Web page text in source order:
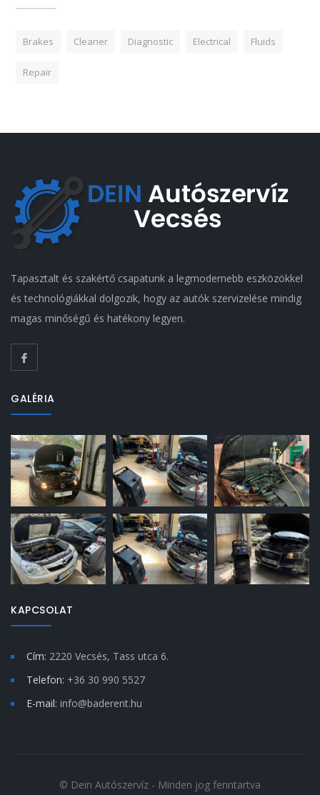
Brakes Cleaner Diagnostic Electrical Fluids
Repair
Tapasztalt és szakértő csapatunk a legmodernebb eszközökkel
és technológiákkal dolgozik, hogy az autók szervizelése mindig
magas minőségű és hatékony legyen.
GALÉRIA
KAPCSOLAT
Cím: 2220 Vecsés, Tass utca 6.
Telefon: +36 30 990 5527
E-mail: info@baderent.hu
© Dein Autószervíz - Minden jog fenntartva